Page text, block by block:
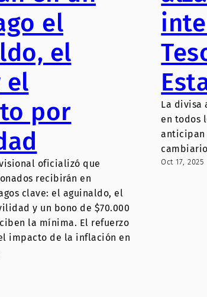
el
el
el
por
oficializó que
recibirán en
clave: el aguinaldo, el
y un bono de $70.000
la mínima. El refuerzo
impacto de la inflación en
La divisa
en todos
anticipan
Oct 17, 2025